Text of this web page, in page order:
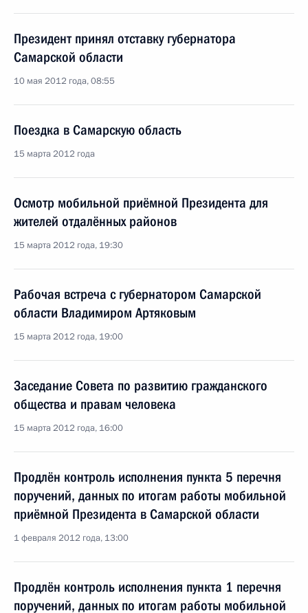
Президент принял отставку губернатора
Самарской области
10 мая 2012 года, 08:55
Поездка в Самарскую область
15 марта 2012 года
Осмотр мобильной приёмной Президента для
жителей отдалённых районов
15 марта 2012 года, 19:30
Рабочая встреча с губернатором Самарской
области Владимиром Артяковым
15 марта 2012 года, 19:00
Заседание Совета по развитию гражданского
общества и правам человека
15 марта 2012 года, 16:00
Продлён контроль исполнения пункта 5 перечня
поручений, данных по итогам работы мобильной
приёмной Президента в Самарской области
1 февраля 2012 года, 13:00
Продлён контроль исполнения пункта 1 перечня
поручений, данных по итогам работы мобильной